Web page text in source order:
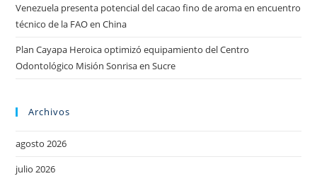
Venezuela presenta potencial del cacao fino de aroma en encuentro
técnico de la FAO en China
Plan Cayapa Heroica optimizó equipamiento del Centro
Odontológico Misión Sonrisa en Sucre
Archivos
agosto 2026
julio 2026